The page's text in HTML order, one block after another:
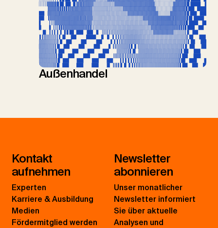
Außenhandel
Kontakt
aufnehmen
Experten
Karriere & Ausbildung
Medien
Fördermitglied werden
Newsletter
abonnieren
Unser monatlicher
Newsletter informiert
Sie über aktuelle
Analysen und